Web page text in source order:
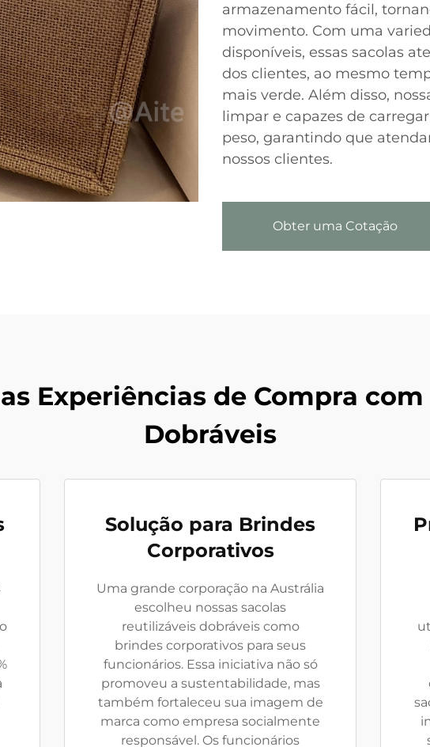
armazenamento fácil,
movimento. Com uma
disponíveis, essas sacolas
dos clientes, ao mesmo
mais verde. Além disso,
limpar e capazes de
peso, garantindo que
nossos clientes.
Obter uma Cotação
Experiências de Compra com
Dobráveis
Solução para Brindes
Corporativos
Uma grande corporação na Austrália
escolheu nossas sacolas
reutilizáveis dobráveis como
brindes corporativos para seus
funcionários. Essa iniciativa não só
promoveu a sustentabilidade, mas
também fortaleceu sua imagem de
marca como empresa socialmente
responsável. Os funcionários